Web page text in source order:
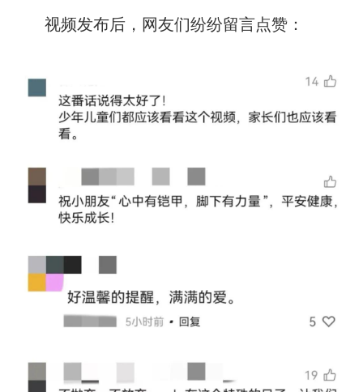
视频发布后，网友们纷纷留言点赞：